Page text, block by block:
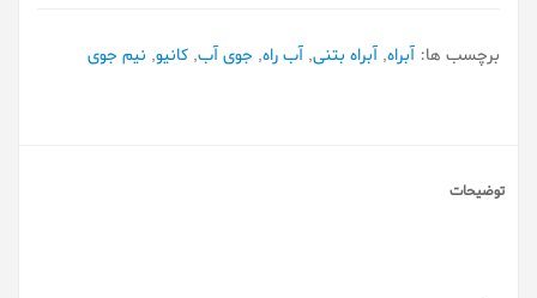
برچسب ها:آبراه,آبراه بتنی,آب راه, جوی آب, کانیو, نیم جوی
توضیحات